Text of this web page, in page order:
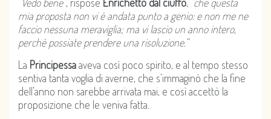
mia proposta non vi è andata punto a genio: e non me ne
faccio nessuna meraviglia; ma vi lascio un anno intero,
perché possiate prendere una risoluzione.”
La Principessaaveva così poco spirito, e al tempo stesso
sentiva tanta voglia di averne, che s’immaginò che la fine
dell’anno non sarebbe arrivata mai, e così accettò la
proposizione che le veniva fatta.